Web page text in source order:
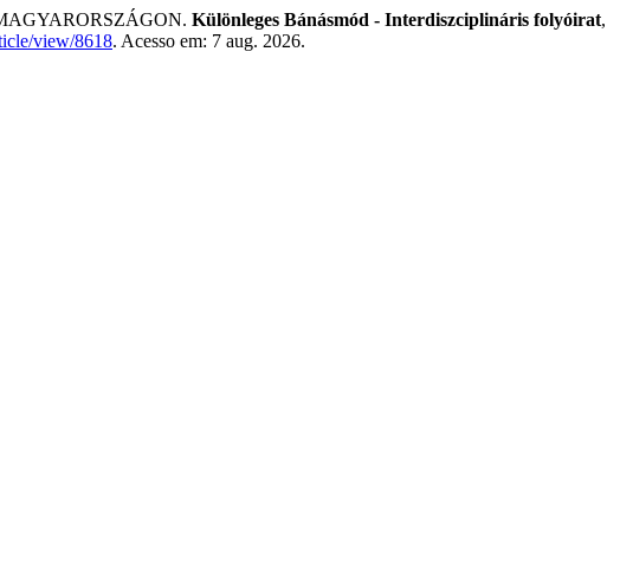
Különleges Bánásmód - Interdiszciplináris folyóirat,
view/8618. Acesso em: 7 aug. 2026.